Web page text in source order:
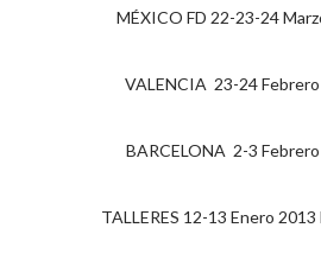
MÉXICO FD 22-23-24
VALENCIA 23-24
BARCELONA 2-3
TALLERES 12-13 Enero 2013